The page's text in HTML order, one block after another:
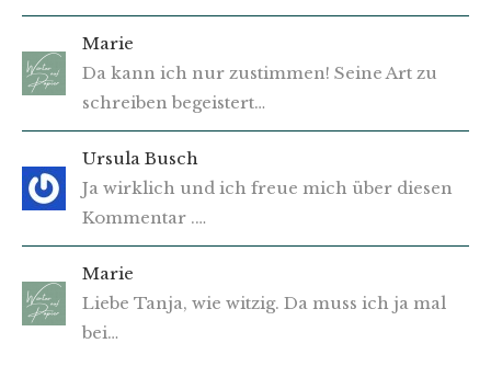
Marie
Da kann ich nur zustimmen! Seine Art zu
schreiben begeistert…
Ursula Busch
Ja wirklich und ich freue mich über diesen
Kommentar .…
Marie
Liebe Tanja, wie witzig. Da muss ich ja mal
bei…